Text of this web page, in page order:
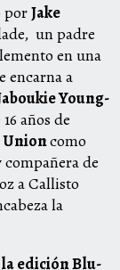
porJake
un padre
en una
encarna a
Young-
años de
Unioncomo
de
a Callisto
la
la edición Blu-